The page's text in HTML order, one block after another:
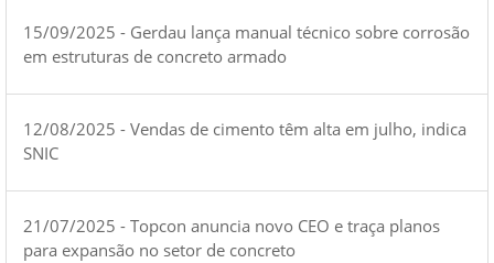
15/09/2025 - Gerdau lança manual técnico sobre corrosão
em estruturas de concreto armado
12/08/2025 - Vendas de cimento têm alta em julho, indica
SNIC
21/07/2025 - Topcon anuncia novo CEO e traça planos
para expansão no setor de concreto